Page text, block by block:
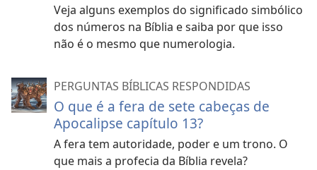
Veja alguns exemplos do significado simbólico
dos números na Bíblia e saiba por que isso
não é o mesmo que numerologia.
PERGUNTAS BÍBLICAS RESPONDIDAS
O que é a fera de sete cabeças de
Apocalipse capítulo 13?
A fera tem autoridade, poder e um trono. O
que mais a profecia da Bíblia revela?